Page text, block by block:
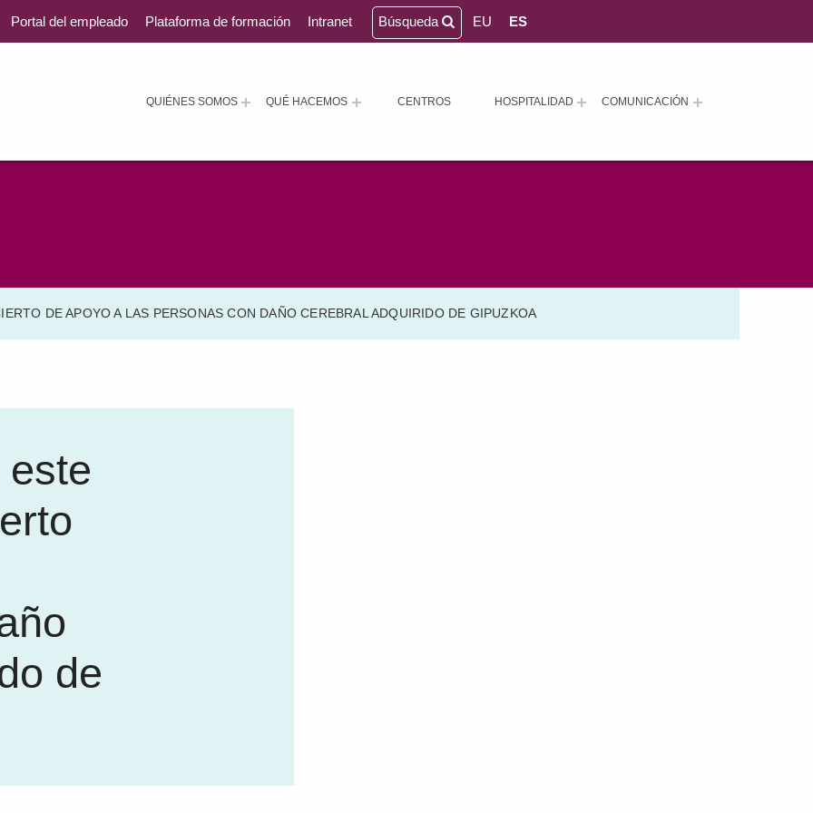
QUIÉNES SOMOS QUÉ HACEMOS CENTROS HOSPITALIDAD COMUNICACIÓN
Portal del empleado Plataforma de formación Intranet Búsqueda EU ES
DE APOYO A LAS PERSONAS CON DAÑO CEREBRAL ADQUIRIDO DE GIPUZKOA
de